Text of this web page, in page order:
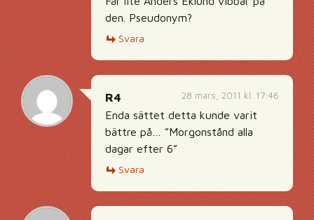
den. Pseudonym?
Svara
28 mars, 2011 kl. 17:46
R4
Enda sättet detta kunde varit
bättre på… ”Morgonstånd alla
dagar efter 6”
Svara